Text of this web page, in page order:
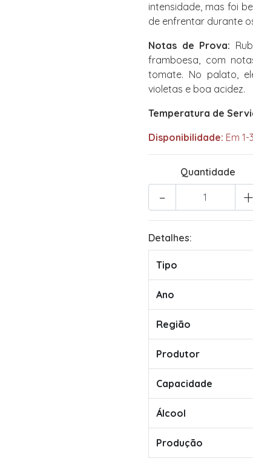
intensidade, mas foi
de enfrentar durante
Notas de Prova:
framboesa, com
tomate. No palato,
violetas e boa acidez.
Temperatura de
Disponibilidade: Em
Quantidade
+
-
Detalhes:
Tipo
Ano
Região
Produtor
Capacidade
Álcool
Produção